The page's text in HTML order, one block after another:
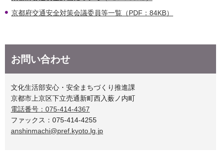
京都府交通安全対策会議委員等一覧（PDF：84KB）
お問い合わせ
文化生活部安心・安全まちづくり推進課
京都市上京区下立売通新町西入薮ノ内町
電話番号：075-414-4367
ファックス：075-414-4255
anshinmachi@pref.kyoto.lg.jp